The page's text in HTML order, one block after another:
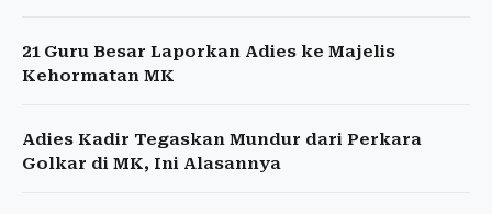
21 Guru Besar Laporkan Adies ke Majelis
Kehormatan MK
Adies Kadir Tegaskan Mundur dari Perkara
Golkar di MK, Ini Alasannya